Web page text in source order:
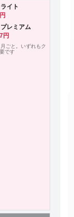
イト
レミアム
円
ごと。いずれもク
です